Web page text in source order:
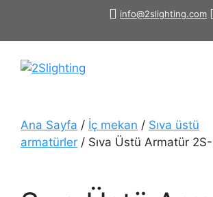
info@2slighting.com
Ana Sayfa / İç mekan / Sıva üstü
armatürler / Sıva Üstü Armatür